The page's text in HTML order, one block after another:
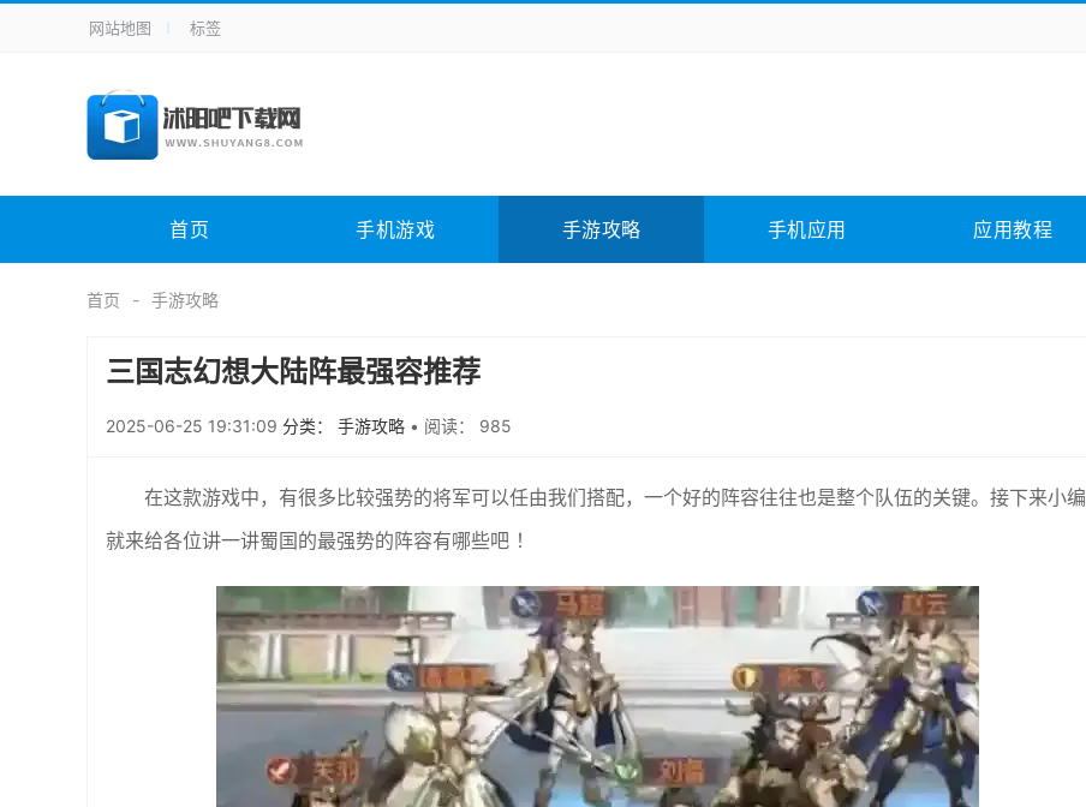
手机应用
手机游戏 H5游戏
电脑软件 其它类别 图形软件 安全相关 应用软件 影音软件 插件下载
未分类 综合其它
网站地图 标签
首页 手机游戏 手游攻略 手机应用 应用教程
首页 手游攻略
三国志幻想大陆阵最强容推荐
2025-06-25 19:31:09 分类： 手游攻略 • 阅读： 985
在这款游戏中，有很多比较强势的将军可以任由我们搭配，一个好的阵容往往也是整个队伍的关键。接下来小编
就来给各位讲一讲蜀国的最强势的阵容有哪些吧 ！